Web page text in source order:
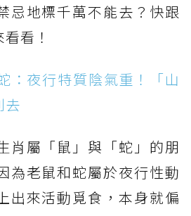
忌地標千萬不能去？快跟
看！
：夜行特質陰氣重！「山
去
肖屬「鼠」與「蛇」的朋
為老鼠和蛇屬於夜行性動
出來活動覓食，本身就偏